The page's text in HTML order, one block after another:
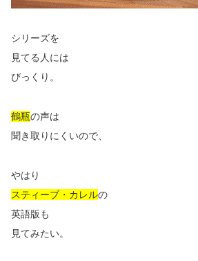
シリーズを
見てる人には
びっくり。
鶴瓶の声は
聞き取りにくいので、
やはり
スティーブ・カレルの
英語版も
見てみたい。